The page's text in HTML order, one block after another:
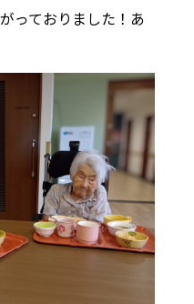
っておりました！あ